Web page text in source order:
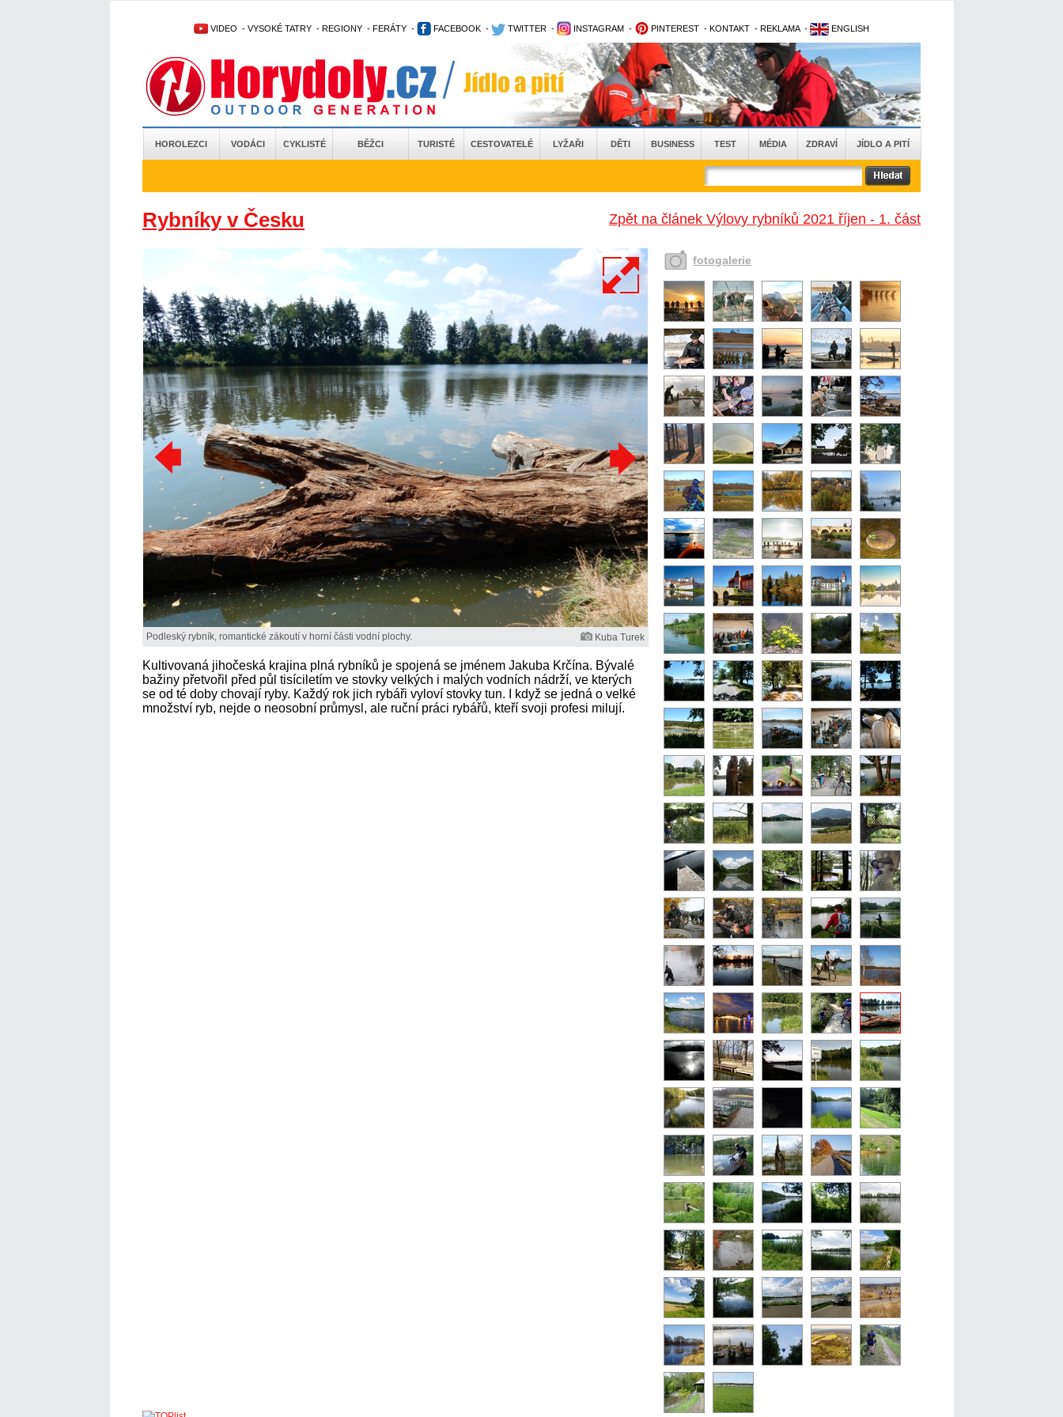
VIDEO - VYSOKÉ TATRY - REGIONY - FERÁTY - FACEBOOK - TWITTER - INSTAGRAM - PINTEREST - KONTAKT - REKLAMA - ENGLISH
HOROLEZCI VODÁCI CYKLISTÉ BĚŽCI TURISTÉ CESTOVATELÉ LYŽAŘI DĚTI BUSINESS TEST MÉDIA ZDRAVÍ JÍDLO A PITÍ
Zpět na článek Výlovy rybníků 2021 říjen - 1. část
Rybníky v Česku
Podleský rybník, romantické zákoutí v horní části vodní plochy. Kuba Turek
Kultivovaná jihočeská krajina plná rybníků je spojená se jménem Jakuba Krčína. Bývalé
bažiny přetvořil před půl tisíciletím ve stovky velkých i malých vodních nádrží, ve kterých
se od té doby chovají ryby. Každý rok jich rybáři vyloví stovky tun. I když se jedná o velké
množství ryb, nejde o neosobní průmysl, ale ruční práci rybářů, kteří svoji profesi milují.
fotogalerie